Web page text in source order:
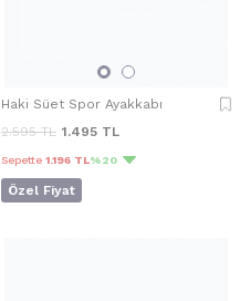
Haki Süet Spor Ayakkabı
2.595TL 1.495 TL
Sepette 1.196 TL%20
Özel Fiyat